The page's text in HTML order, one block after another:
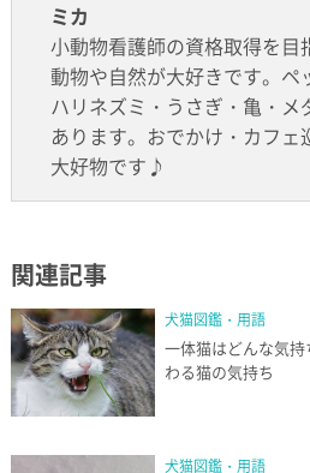
ミカ
小動物看護師の資格取得を目
動物や自然が大好きです。ペ
ハリネズミ・うさぎ・亀・
あります。おでかけ・カフ
大好物です♪
関連記事
犬猫図鑑・用語
一体猫はどんな気
わる猫の気持ち
犬猫図鑑・用語